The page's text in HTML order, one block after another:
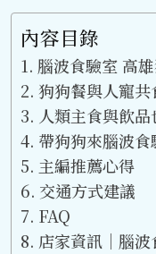
內容目錄
腦波食驗室 高
狗狗餐與人寵
人類主食與飲
帶狗狗來腦波
主編推薦心得
交通方式建議
FAQ
店家資訊｜腦波